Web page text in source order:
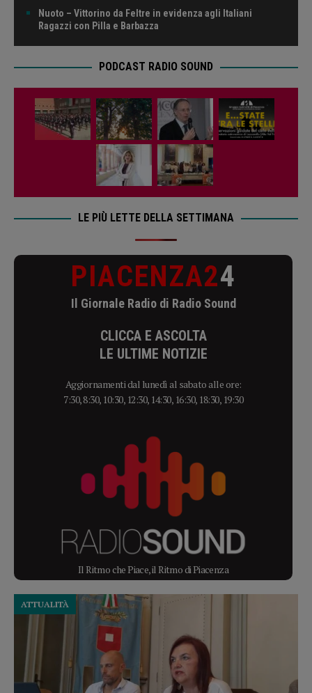
Nuoto – Vittorino da Feltre in evidenza agli Italiani
Ragazzi con Pilla e Barbazza
PODCAST RADIO SOUND
LE PIÙ LETTE DELLA SETTIMANA
PIACENZA24
Il Giornale Radio di Radio Sound
CLICCA E ASCOLTA
LE ULTIME NOTIZIE
Aggiornamenti dal lunedì al sabato alle ore:
7:30, 8:30, 10:30, 12:30, 14:30, 16:30, 18:30, 19:30
Il Ritmo che Piace, il Ritmo di Piacenza
ATTUALITÀ